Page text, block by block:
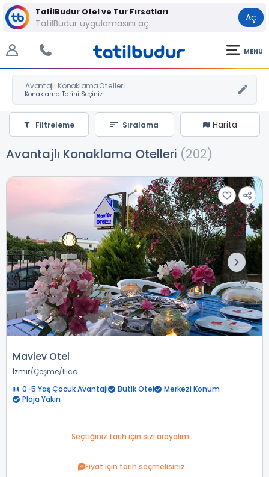
TatilBudur Otel ve Tur Fırsatları
TatilBudur uygulamasını aç Aç
MENU
Avantajlı Konaklama Otelleri
Harita
Sıralama
Filtreleme
Avantajlı Konaklama Otelleri (202)
Maviev Otel
İzmir Çeşme Ilıca
0-5 Yaş Çocuk Avantajı
Butik Otel
Merkezi Konum
Plaja Yakın
Seçtiğiniz tarih için sizi arayalım.
Fiyat için tarih seçmelisiniz